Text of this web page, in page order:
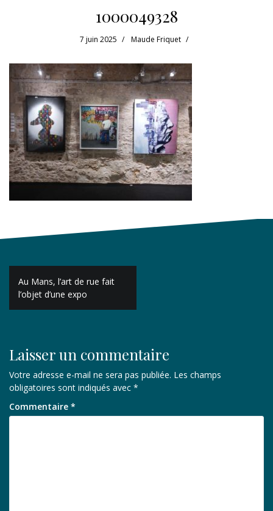
1000049328
7 juin 2025 Maude Friquet
Navigation
de
l’article
Au Mans, l’art de rue fait
l’objet d’une expo
Laisser un commentaire
Votre adresse e-mail ne sera pas publiée. Les champs
obligatoires sont indiqués avec *
Commentaire *